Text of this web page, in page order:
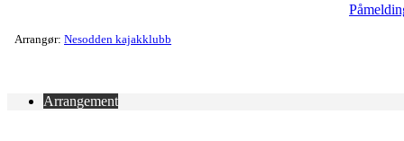
Arrangør: Nesodden kajakklubb
Arrangement